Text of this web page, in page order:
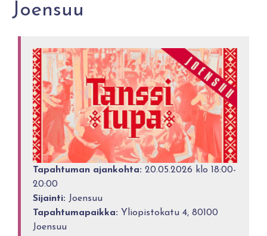
Joensuu
Tapahtuman ajankohta: 20.05.2026 klo 18:00-
20:00
Sijainti: Joensuu
Tapahtumapaikka: Yliopistokatu 4, 80100
Joensuu